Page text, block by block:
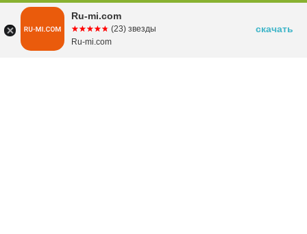
Ru-mi.com
☆☆☆☆☆
★★★★★ (23) звезды
Ru-mi.com
скачать